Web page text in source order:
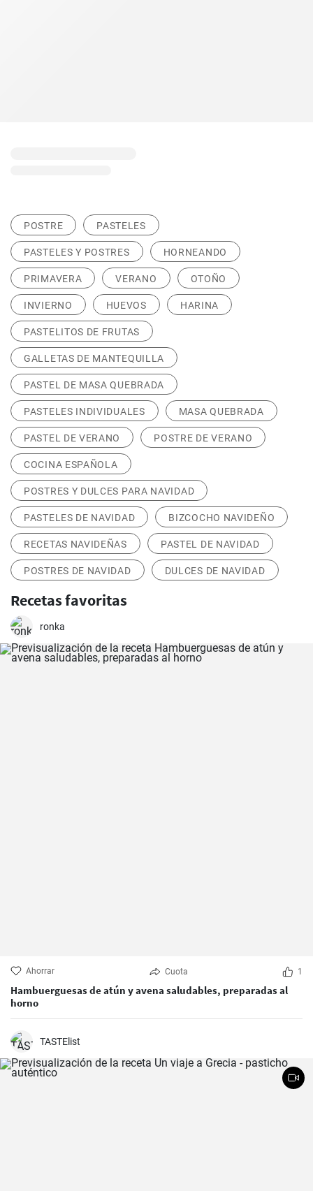
POSTRE PASTELES
PASTELES Y POSTRES HORNEANDO
PRIMAVERA VERANO OTOÑO
INVIERNO HUEVOS HARINA
PASTELITOS DE FRUTAS
GALLETAS DE MANTEQUILLA
PASTEL DE MASA QUEBRADA
PASTELES INDIVIDUALES MASA QUEBRADA
PASTEL DE VERANO POSTRE DE VERANO
COCINA ESPAÑOLA
POSTRES Y DULCES PARA NAVIDAD
PASTELES DE NAVIDAD BIZCOCHO NAVIDEÑO
RECETAS NAVIDEÑAS PASTEL DE NAVIDAD
POSTRES DE NAVIDAD DULCES DE NAVIDAD
Recetas favoritas
ronka
Ahorrar Cuota 1
Hambuerguesas de atún y avena saludables, preparadas al
horno
TASTElist